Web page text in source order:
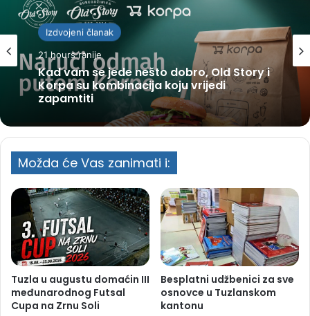
Izdvojeni članak
21 hours ranije
Kad vam se jede nešto dobro, Old Story i
Korpa su kombinacija koju vrijedi
zapamtiti
Možda će Vas zanimati i:
Tuzla u augustu domaćin III
međunarodnog Futsal
Cupa na Zrnu Soli
Besplatni udžbenici za sve
osnovce u Tuzlanskom
kantonu